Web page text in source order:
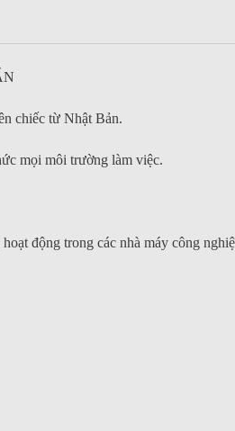
chiếc từ Nhật Bản.
mọi môi trường làm việc.
động trong các nhà máy công